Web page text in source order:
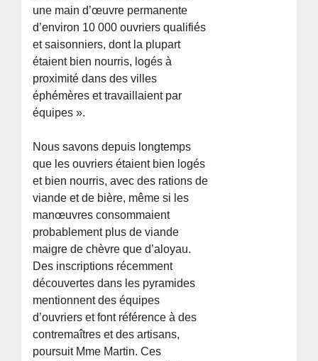
une main d’œuvre permanente
d’environ 10 000 ouvriers qualifiés
et saisonniers, dont la plupart
étaient bien nourris, logés à
proximité dans des villes
éphémères et travaillaient par
équipes ».
Nous savons depuis longtemps
que les ouvriers étaient bien logés
et bien nourris, avec des rations de
viande et de bière, même si les
manœuvres consommaient
probablement plus de viande
maigre de chèvre que d’aloyau.
Des inscriptions récemment
découvertes dans les pyramides
mentionnent des équipes
d’ouvriers et font référence à des
contremaîtres et des artisans,
poursuit Mme Martin. Ces